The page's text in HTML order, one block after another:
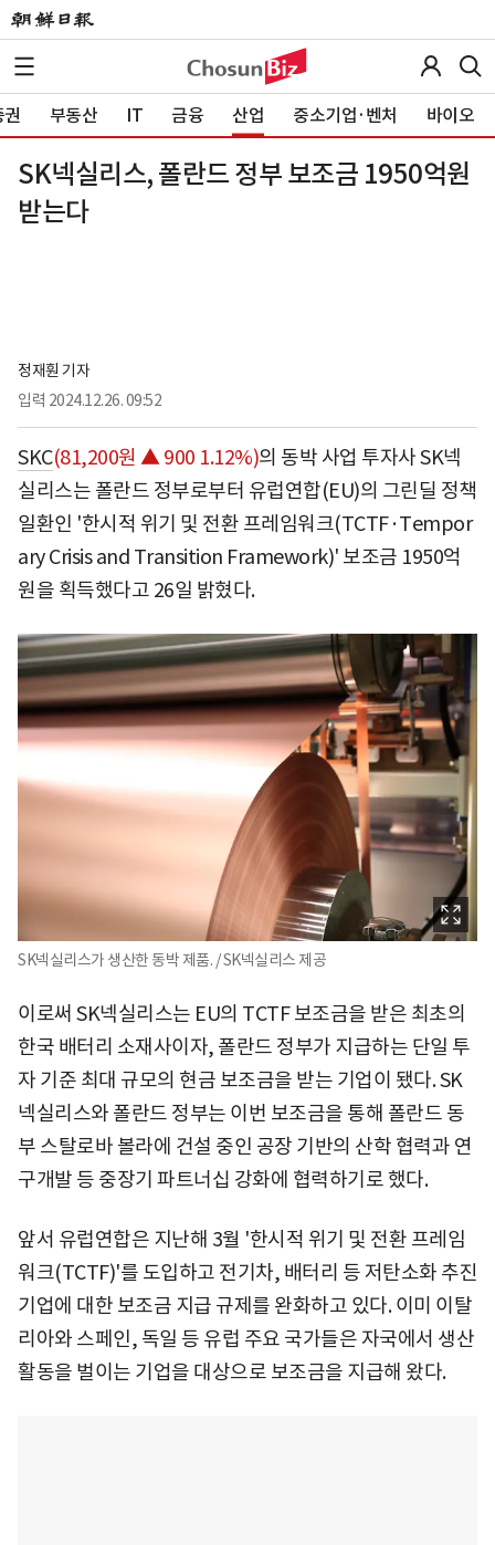
부동산 IT 금융 산업 중소기업·벤처 바이오
SK넥실리스, 폴란드 정부 보조금 1950억원
받는다
정재훤 기자
입력 2024.12.26. 09:52
SKC(81,200원 ▲ 900 1.12%)의 동박 사업 투자사 SK넥
실리스는 폴란드 정부로부터 유럽연합(EU)의 그린딜 정책
일환인 '한시적 위기 및 전환 프레임워크(TCTF·Tempor
ary Crisis and Transition Framework)' 보조금 1950억
원을 획득했다고 26일 밝혔다.
SK넥실리스가 생산한 동박 제품. / SK넥실리스 제공
이로써 SK넥실리스는 EU의 TCTF 보조금을 받은 최초의
한국 배터리 소재사이자, 폴란드 정부가 지급하는 단일 투
자 기준 최대 규모의 현금 보조금을 받는 기업이 됐다. SK
넥실리스와 폴란드 정부는 이번 보조금을 통해 폴란드 동
부 스탈로바 볼라에 건설 중인 공장 기반의 산학 협력과 연
구개발 등 중장기 파트너십 강화에 협력하기로 했다.
앞서 유럽연합은 지난해 3월 '한시적 위기 및 전환 프레임
워크(TCTF)'를 도입하고 전기차, 배터리 등 저탄소화 추진
기업에 대한 보조금 지급 규제를 완화하고 있다. 이미 이탈
리아와 스페인, 독일 등 유럽 주요 국가들은 자국에서 생산
활동을 벌이는 기업을 대상으로 보조금을 지급해 왔다.